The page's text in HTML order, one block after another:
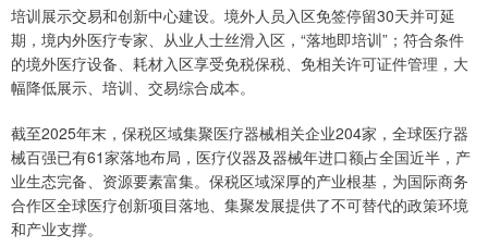
培训展示交易和创新中心建设。境外人员入区免签停留30天并可延
期，境内外医疗专家、从业人士丝滑入区，“落地即培训”；符合条件
的境外医疗设备、耗材入区享受免税保税、免相关许可证件管理，大
幅降低展示、培训、交易综合成本。
截至2025年末，保税区域集聚医疗器械相关企业204家，全球医疗器
械百强已有61家落地布局，医疗仪器及器械年进口额占全国近半，产
业生态完备、资源要素富集。保税区域深厚的产业根基，为国际商务
合作区全球医疗创新项目落地、集聚发展提供了不可替代的政策环境
和产业支撑。